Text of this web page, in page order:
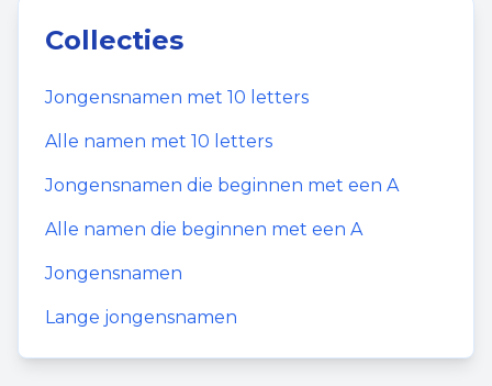
Collecties
Jongensnamen met 10 letters
Alle namen met 10 letters
Jongensnamen die beginnen met een A
Alle namen die beginnen met een A
Jongensnamen
Lange jongensnamen